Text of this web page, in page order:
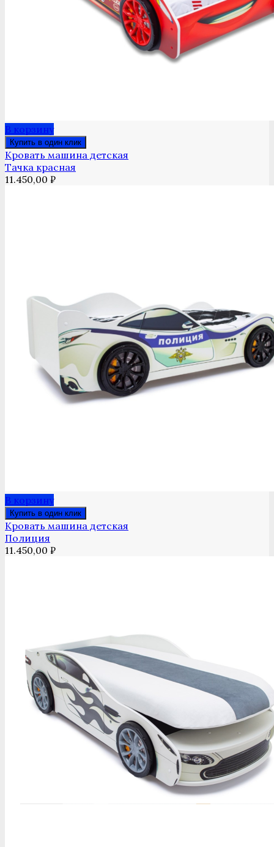
В корзину
Купить в один клик
Кровать машина детская
Тачка красная
11.450,00 ₽
В корзину
Купить в один клик
Кровать машина детская
Полиция
11.450,00 ₽